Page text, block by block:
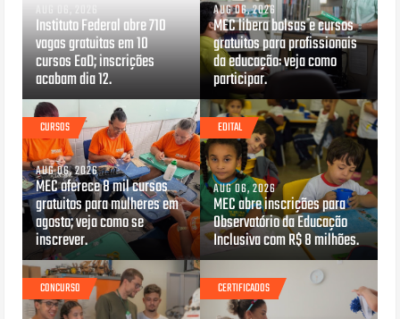
AUG 06, 2026
Instituto Federal abre 710
vagas gratuitas em 10
cursos EaD; inscrições
acabam dia 12.
AUG 06, 2026
MEC libera bolsas e cursos
gratuitos para profissionais
da educação: veja como
participar.
CURSOS
AUG 06, 2026
MEC oferece 8 mil cursos
gratuitos para mulheres em
agosto; veja como se
inscrever.
EDITAL
AUG 06, 2026
MEC abre inscrições para
Observatório da Educação
Inclusiva com R$ 8 milhões.
CONCURSO CERTIFICADOS